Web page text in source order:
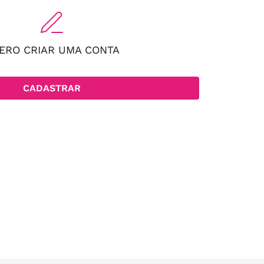
CRIAR UMA CONTA
CADASTRAR